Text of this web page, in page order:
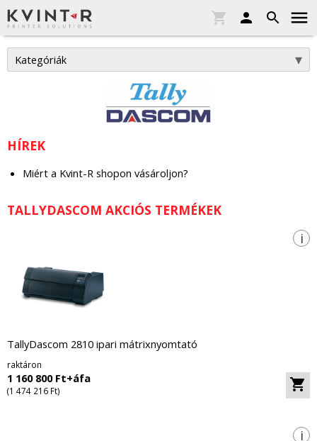
Kategóriák
HÍREK
Miért a Kvint-R shopon vásároljon?
TALLYDASCOM AKCIÓS TERMÉKEK
i
TallyDascom 2810 ipari mátrixnyomtató
raktáron
1 160 800 Ft+áfa
(1 474 216 Ft)
i